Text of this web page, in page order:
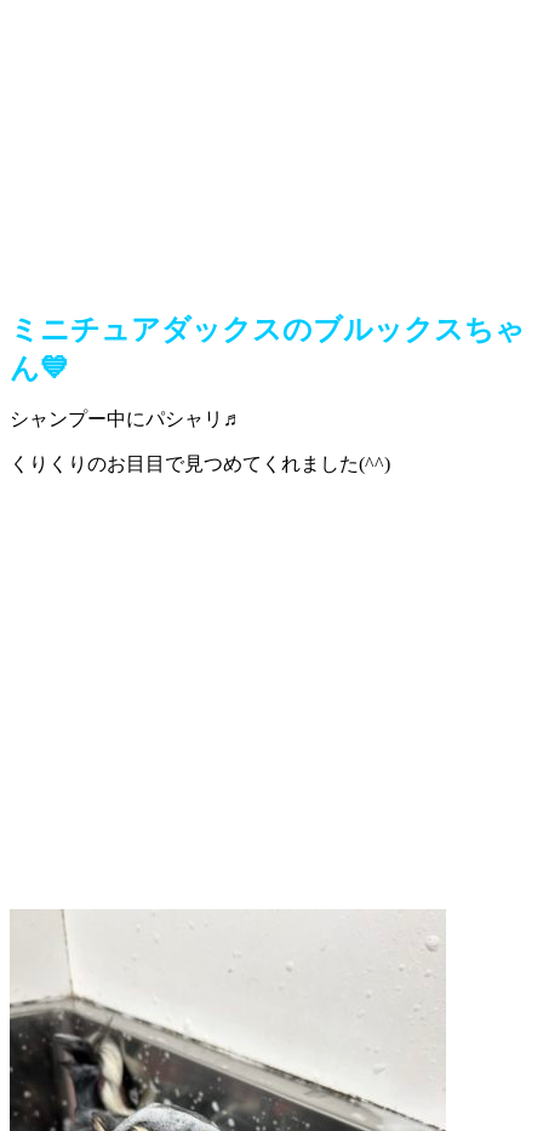
ミニチュアダックスのブルックスちゃ
ん💙
シャンプー中にパシャリ♬
くりくりのお目目で見つめてくれました(^^)